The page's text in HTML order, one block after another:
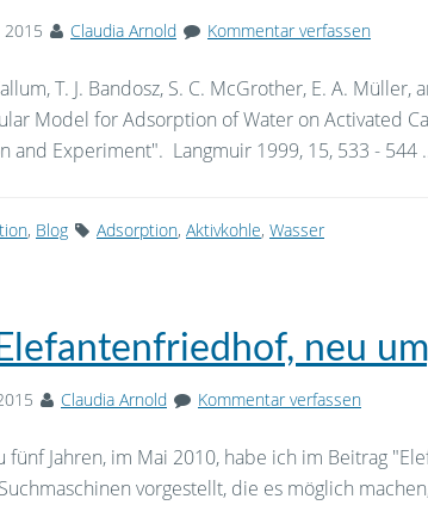
2015 Claudia Arnold Kommentar verfassen
T. J. Bandosz, S. C. McGrother, E. A. Müller,
Model for Adsorption of Water on Activated
and Experiment". Langmuir 1999, 15, 533 - 544
, Blog Adsorption, Aktivkohle, Wasser
neu
Claudia Arnold Kommentar verfassen
fünf Jahren, im Mai 2010, habe ich im Beitrag
vorgestellt, die es möglich